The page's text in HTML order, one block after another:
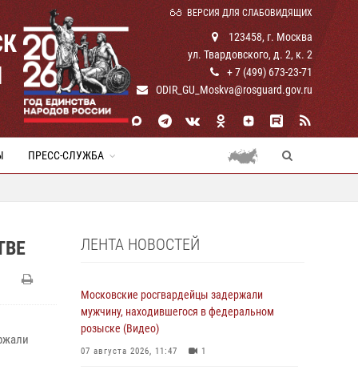
ВЕРСИЯ ДЛЯ СЛАБОВИДЯЩИХ
123458, г. Москва
ул. Твардовского, д. 2, к. 2
+ 7 (499) 673-23-71
ODIR_GU_Moskva@rosguard.gov.ru
ПРЕСС-СЛУЖБА
ЛЕНТА НОВОСТЕЙ
Московские росгвардейцы задержали
мужчину, находившегося в федеральном
розыске (Видео)
07 августа 2026, 11:47 1